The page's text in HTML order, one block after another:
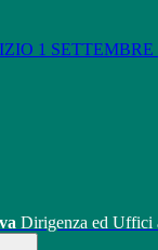
1 SETTEMBRE
Dirigenza ed Uffici